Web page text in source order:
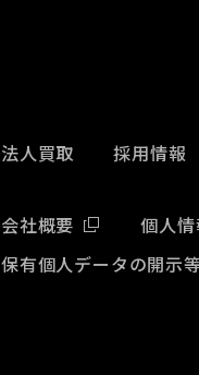
法人買取 採用情報
会社概要 個人
保有個人データの開示